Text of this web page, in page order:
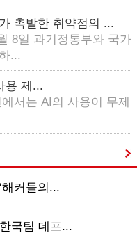
촉발한 취약점의 ...
8일 과기정통부와 국가
...
용 제...
서는 AI의 사용이 무제
커들의...
국팀 데프...